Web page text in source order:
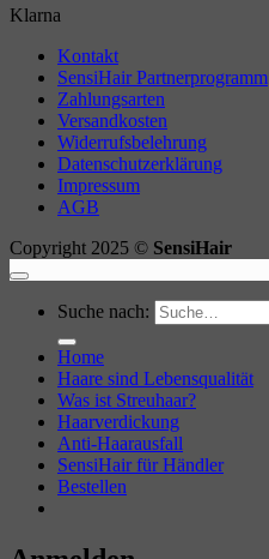
Klarna
Kontakt
SensiHair Partnerprogramm
Zahlungsarten
Versandkosten
Widerrufsbelehrung
Datenschutzerklärung
Impressum
AGB
Copyright 2025 © SensiHair
Suche nach:
Home
Haare sind Lebensqualität
Was ist Streuhaar?
Haarverdickung
Anti-Haarausfall
SensiHair für Händler
Bestellen